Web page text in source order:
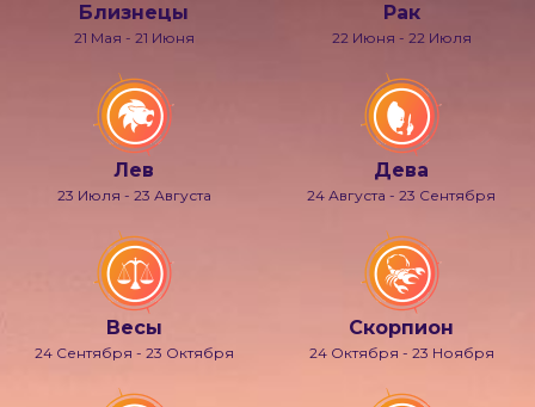
Близнецы
21 Мая - 21 Июня
Рак
22 Июня - 22 Июля
Лев
23 Июля - 23 Августа
Дева
24 Августа - 23 Сентября
Весы
24 Сентября - 23 Октября
Скорпион
24 Октября - 23 Ноября